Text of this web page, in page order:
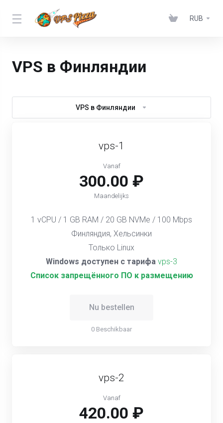
RUB
VPS в Финляндии
VPS в Финляндии
vps-1
Vanaf
300.00 ₽
Maandelijks
1 vCPU / 1 GB RAM / 20 GB NVMe / 100 Mbps
Финляндия, Хельсинки
Только Linux
Windows доступен с тарифа vps-3
Список запрещённого ПО к размещению
Nu bestellen
0 Beschikbaar
vps-2
Vanaf
420.00 ₽